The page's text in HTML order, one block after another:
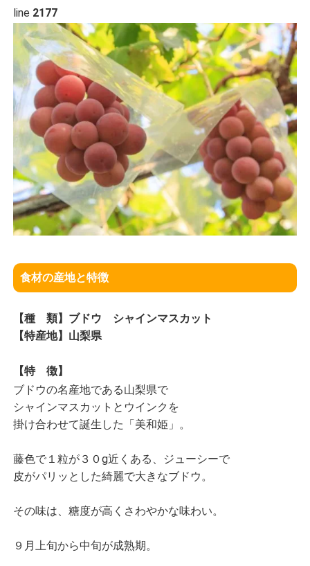
line 2177
食材の産地と特徴
【種 類】ブドウ シャインマスカット
【特産地】山梨県
【特 徴】
ブドウの名産地である山梨県で
シャインマスカットとウインクを
掛け合わせて誕生した「美和姫」。
藤色で１粒が３０g近くある、ジューシーで
皮がパリッとした綺麗で大きなブドウ。
その味は、糖度が高くさわやかな味わい。
９月上旬から中旬が成熟期。